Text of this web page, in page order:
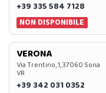
+39 335 584 7128
NON DISPONIBILE
VERONA
Via Trentino, 1, 37060 Sona
VR
+39 342 031 0352